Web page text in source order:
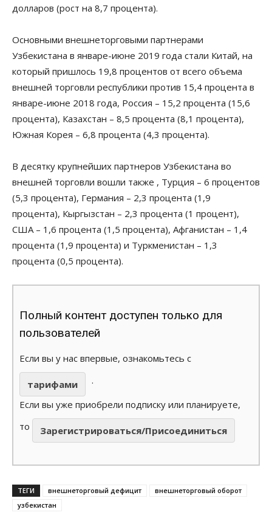
долларов (рост на 8,7 процента).
Основными внешнеторговыми партнерами
Узбекистана в январе-июне 2019 года стали Китай, на
который пришлось 19,8 процентов от всего объема
внешней торговли республики против 15,4 процента в
январе-июне 2018 года, Россия – 15,2 процента (15,6
процента), Казахстан – 8,5 процента (8,1 процента),
Южная Корея – 6,8 процента (4,3 процента).
В десятку крупнейших партнеров Узбекистана во
внешней торговли вошли также , Турция – 6 процентов
(5,3 процента), Германия – 2,3 процента (1,9
процента), Кыргызстан – 2,3 процента (1 процент),
США – 1,6 процента (1,5 процента), Афганистан – 1,4
процента (1,9 процента) и Туркменистан – 1,3
процента (0,5 процента).
Полный контент доступен только для
пользователей
Если вы у нас впервые, ознакомьтесь с
тарифами
.
Если вы уже приобрели подписку или планируете,
то
Зарегистрироваться/Присоединиться
ТЕГИ внешнеторговый дефицит
внешнеторговый оборот
узбекистан